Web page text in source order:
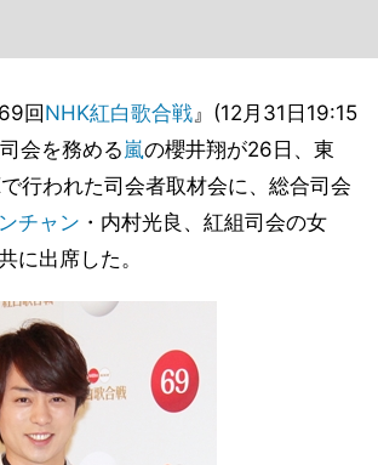
回 NHK紅白歌合戦』(12月31日19:15
会を務める 嵐の櫻井翔が26日、東
行われた司会者取材会に、総合司会
チャン ・内村光良、紅組司会の女
に出席した。